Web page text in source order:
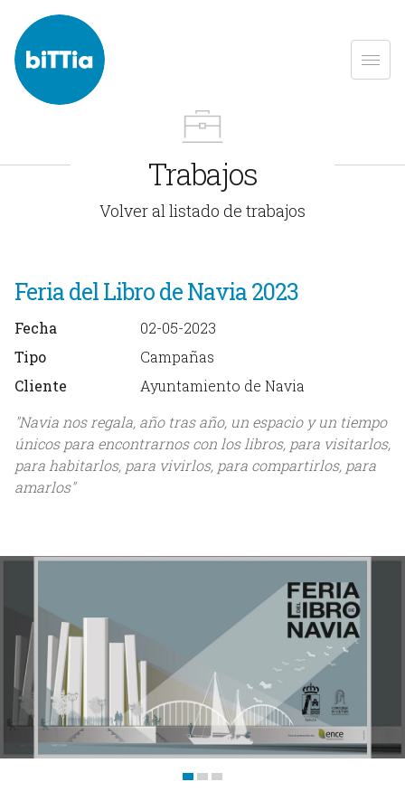
Inicio
Nosotros
Equipo
Servicios
Trabajos
Blog
Contacto
Trabajos
Volver al listado de trabajos
Feria del Libro de Navia 2023
Fecha
02-05-2023
Tipo
Campañas
Cliente
Ayuntamiento de Navia
"Navia nos regala, año tras año, un espacio y un tiempo
únicos para encontrarnos con los libros, para visitarlos,
para habitarlos, para vivirlos, para compartirlos, para
amarlos"